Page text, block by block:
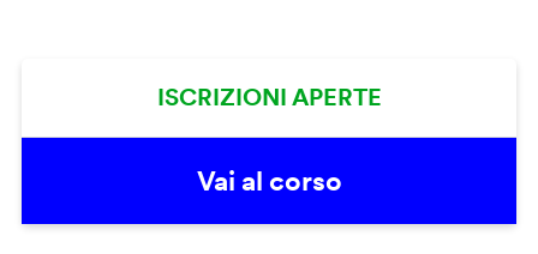
ISCRIZIONI APERTE
Vai al corso